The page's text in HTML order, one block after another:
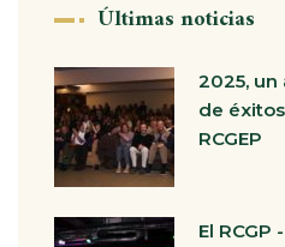
Últimas noticias
2025, un
de éxitos
RCGEP
El